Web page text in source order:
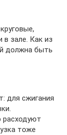
в зале. Как из
должна быть
для сжигания
расходуют
тоже